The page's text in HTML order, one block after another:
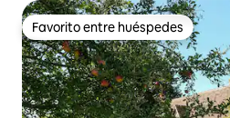
Favorito entre huéspedes
Favorito entre huéspedes